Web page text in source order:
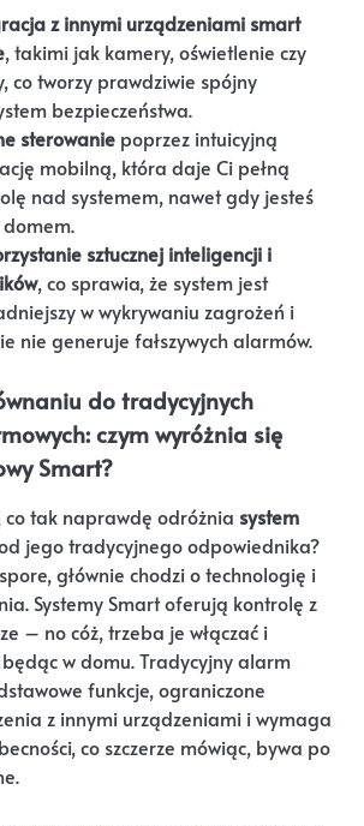
z innymi urządzeniami smart
, takimi jak kamery, oświetlenie czy
co tworzy prawdziwie spójny
bezpieczeństwa.
sterowanie poprzez intuicyjną
mobilną, która daje Ci pełną
nad systemem, nawet gdy jesteś
sztucznej inteligencji i
, co sprawia, że system jest
w wykrywaniu zagrożeń i
nie generuje fałszywych alarmów.
do tradycyjnych
czym wyróżnia się
Smart?
co tak naprawdę odróżnia system
jego tradycyjnego odpowiednika?
głównie chodzi o technologię i
Systemy Smart oferują kontrolę z
– no cóż, trzeba je włączać i
będąc w domu. Tradycyjny alarm
funkcje, ograniczone
z innymi urządzeniami i wymaga
co szczerze mówiąc, bywa po